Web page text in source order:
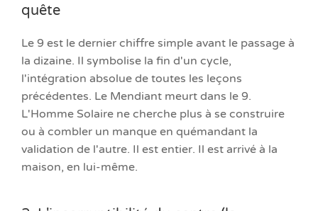
quête
Le 9 est le dernier chiffre simple avant le passage à
la dizaine. Il symbolise la fin d'un cycle,
l'intégration absolue de toutes les leçons
précédentes. Le Mendiant meurt dans le 9.
L'Homme Solaire ne cherche plus à se construire
ou à combler un manque en quémandant la
validation de l'autre. Il est entier. Il est arrivé à la
maison, en lui-même.